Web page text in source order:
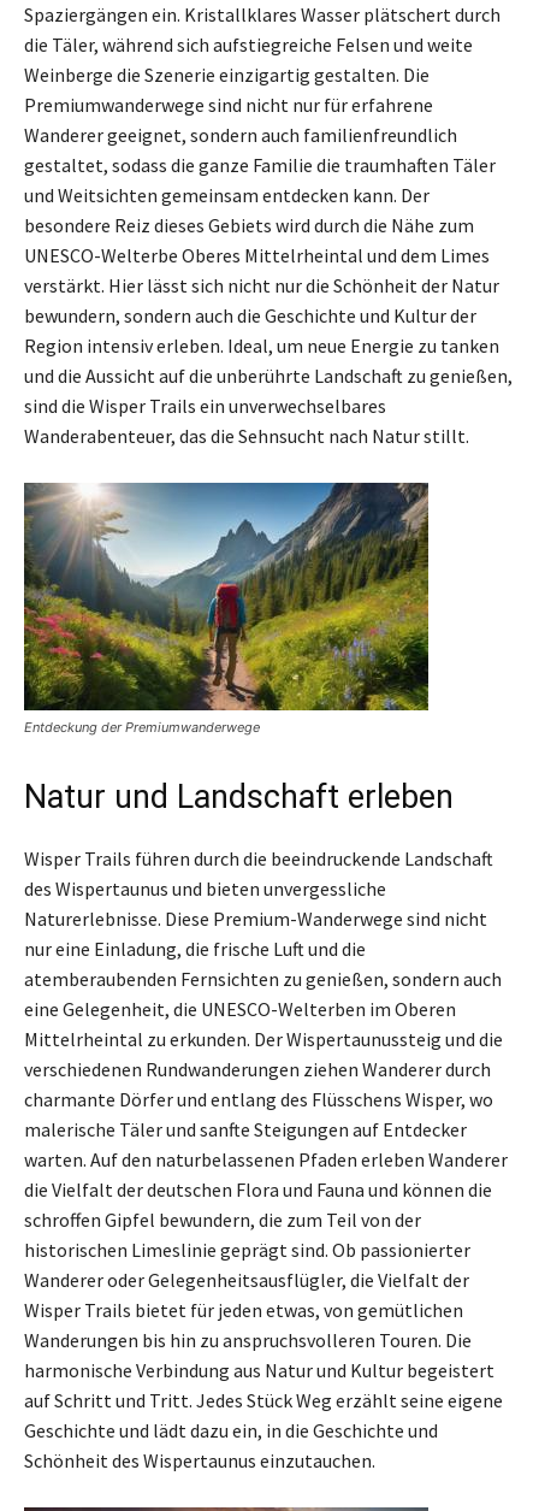
Spaziergängen ein. Kristallklares Wasser plätschert durch
die Täler, während sich aufstiegreiche Felsen und weite
Weinberge die Szenerie einzigartig gestalten. Die
Premiumwanderwege sind nicht nur für erfahrene
Wanderer geeignet, sondern auch familienfreundlich
gestaltet, sodass die ganze Familie die traumhaften Täler
und Weitsichten gemeinsam entdecken kann. Der
besondere Reiz dieses Gebiets wird durch die Nähe zum
UNESCO-Welterbe Oberes Mittelrheintal und dem Limes
verstärkt. Hier lässt sich nicht nur die Schönheit der Natur
bewundern, sondern auch die Geschichte und Kultur der
Region intensiv erleben. Ideal, um neue Energie zu tanken
und die Aussicht auf die unberührte Landschaft zu genießen,
sind die Wisper Trails ein unverwechselbares
Wanderabenteuer, das die Sehnsucht nach Natur stillt.
Entdeckung der Premiumwanderwege
Natur und Landschaft erleben
Wisper Trails führen durch die beeindruckende Landschaft
des Wispertaunus und bieten unvergessliche
Naturerlebnisse. Diese Premium-Wanderwege sind nicht
nur eine Einladung, die frische Luft und die
atemberaubenden Fernsichten zu genießen, sondern auch
eine Gelegenheit, die UNESCO-Welterben im Oberen
Mittelrheintal zu erkunden. Der Wispertaunussteig und die
verschiedenen Rundwanderungen ziehen Wanderer durch
charmante Dörfer und entlang des Flüsschens Wisper, wo
malerische Täler und sanfte Steigungen auf Entdecker
warten. Auf den naturbelassenen Pfaden erleben Wanderer
die Vielfalt der deutschen Flora und Fauna und können die
schroffen Gipfel bewundern, die zum Teil von der
historischen Limeslinie geprägt sind. Ob passionierter
Wanderer oder Gelegenheitsausflügler, die Vielfalt der
Wisper Trails bietet für jeden etwas, von gemütlichen
Wanderungen bis hin zu anspruchsvolleren Touren. Die
harmonische Verbindung aus Natur und Kultur begeistert
auf Schritt und Tritt. Jedes Stück Weg erzählt seine eigene
Geschichte und lädt dazu ein, in die Geschichte und
Schönheit des Wispertaunus einzutauchen.